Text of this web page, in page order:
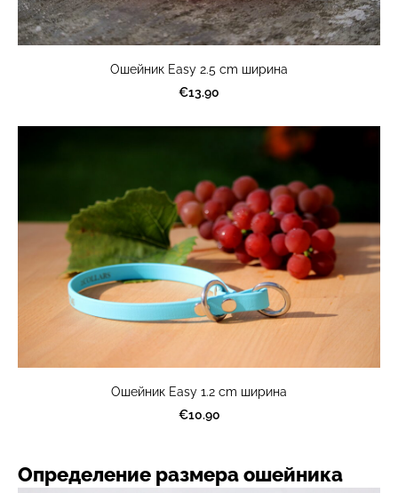
Определение размера ошейника
Ошейник Easy 2.5 cm ширина
€13.90
Ошейник Easy 1.2 cm ширина
€10.90